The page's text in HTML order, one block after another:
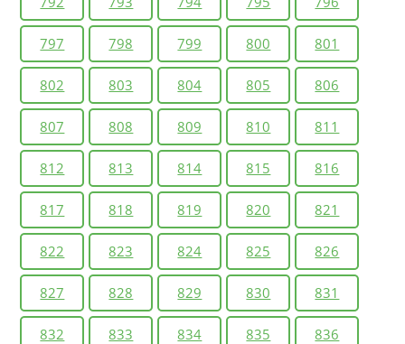
797 798 799 800 801
802 803 804 805 806
807 808 809 810 811
812 813 814 815 816
817 818 819 820 821
822 823 824 825 826
827 828 829 830 831
832 833 834 835 836